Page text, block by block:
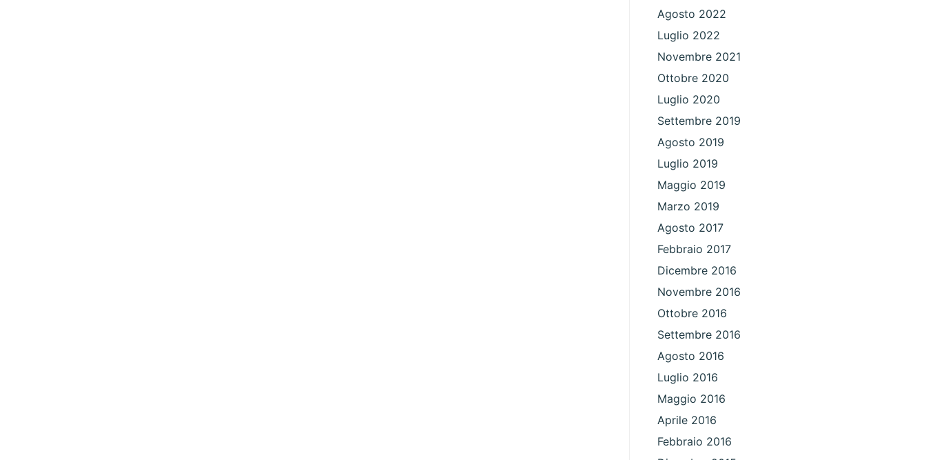
Agosto 2022
Luglio 2022
Novembre 2021
Ottobre 2020
Luglio 2020
Settembre 2019
Agosto 2019
Luglio 2019
Maggio 2019
Marzo 2019
Agosto 2017
Febbraio 2017
Dicembre 2016
Novembre 2016
Ottobre 2016
Settembre 2016
Agosto 2016
Luglio 2016
Maggio 2016
Aprile 2016
Febbraio 2016